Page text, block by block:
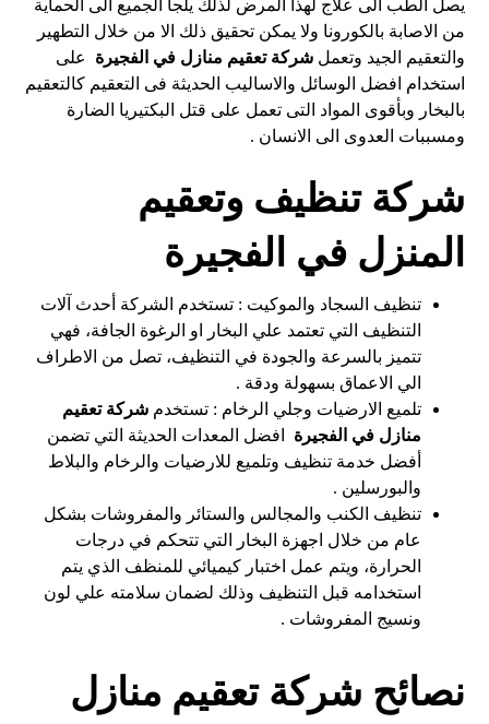
يصل الطب الى علاج لهذا المرض لذلك يلجأ الجميع الى الحماية
من الاصابة بالكورونا ولا يمكن تحقيق ذلك الا من خلال التطهير
والتعقيم الجيد وتعملشركة تعقيم منازل في الفجيرة
على
استخدام افضل الوسائل والاساليب الحديثة فى التعقيم كالتعقيم
بالبخار وبأقوى المواد التى تعمل على قتل البكتيريا الضارة
ومسببات العدوى الى الانسان .
شركة تنظيف وتعقيم
المنزل في الفجيرة
تنظيف السجاد والموكيت : تستخدم الشركة أحدث آلات
التنظيف التي تعتمد علي البخار او الرغوة الجافة، فهي
تتميز بالسرعة والجودة في التنظيف، تصل من الاطراف
الي الاعماق بسهولة ودقة .
تلميع الارضيات وجلي الرخام : تستخدمشركة تعقيم
منازل في الفجيرة
افضل المعدات الحديثة التي تضمن
أفضل خدمة تنظيف وتلميع للارضيات والرخام والبلاط
والبورسلين .
تنظيف الكنب والمجالس والستائر والمفروشات بشكل
عام من خلال اجهزة البخار التي تتحكم في درجات
الحرارة، ويتم عمل اختبار كيميائي للمنظف الذي يتم
استخدامه قبل التنظيف وذلك لضمان سلامته علي لون
ونسيج المفروشات .
نصائح شركة تعقيم منازل